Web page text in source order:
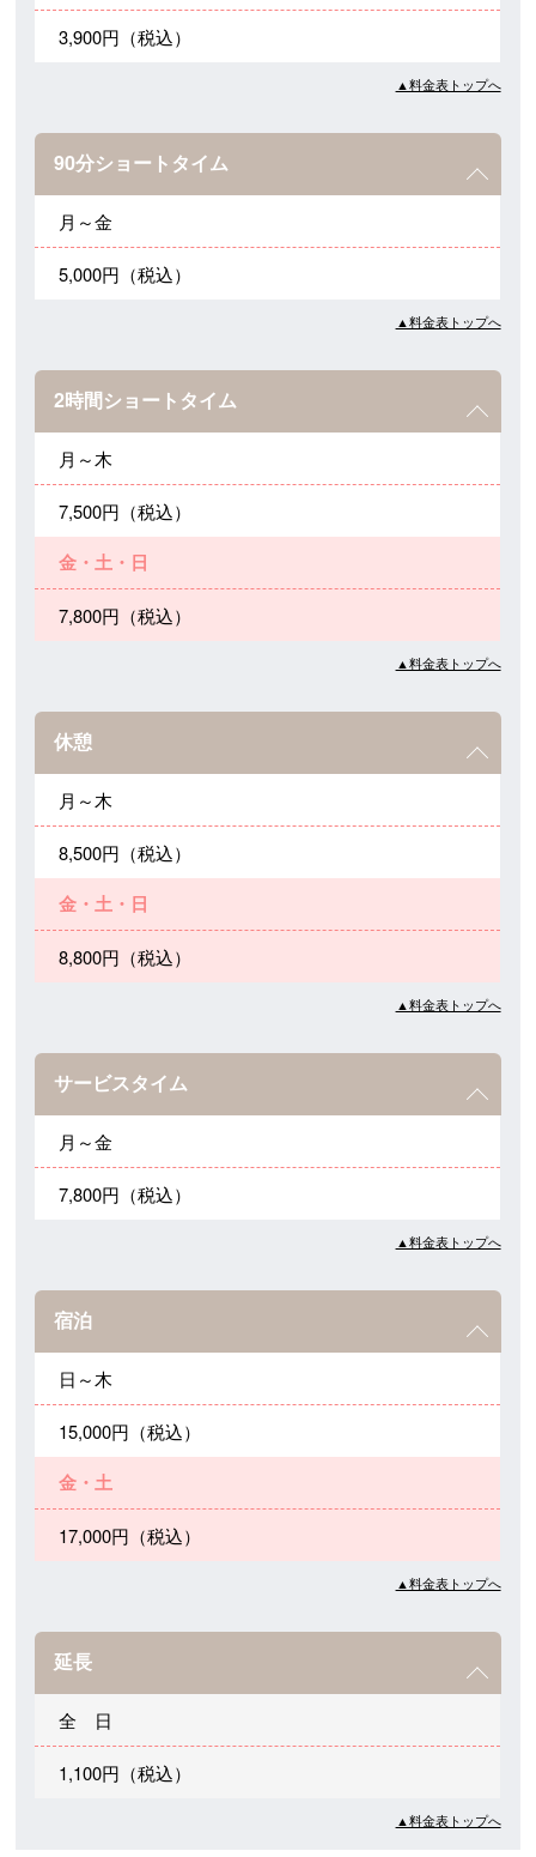
3,900円（税込）
▲料金表トップへ
90分ショートタイム
月～金
5,000円（税込）
▲料金表トップへ
2時間ショートタイム
月～木
7,500円（税込）
金・土・日
7,800円（税込）
▲料金表トップへ
休憩
月～木
8,500円（税込）
金・土・日
8,800円（税込）
▲料金表トップへ
サービスタイム
月～金
7,800円（税込）
▲料金表トップへ
宿泊
日～木
15,000円（税込）
金・土
17,000円（税込）
▲料金表トップへ
延長
全 日
1,100円（税込）
▲料金表トップへ